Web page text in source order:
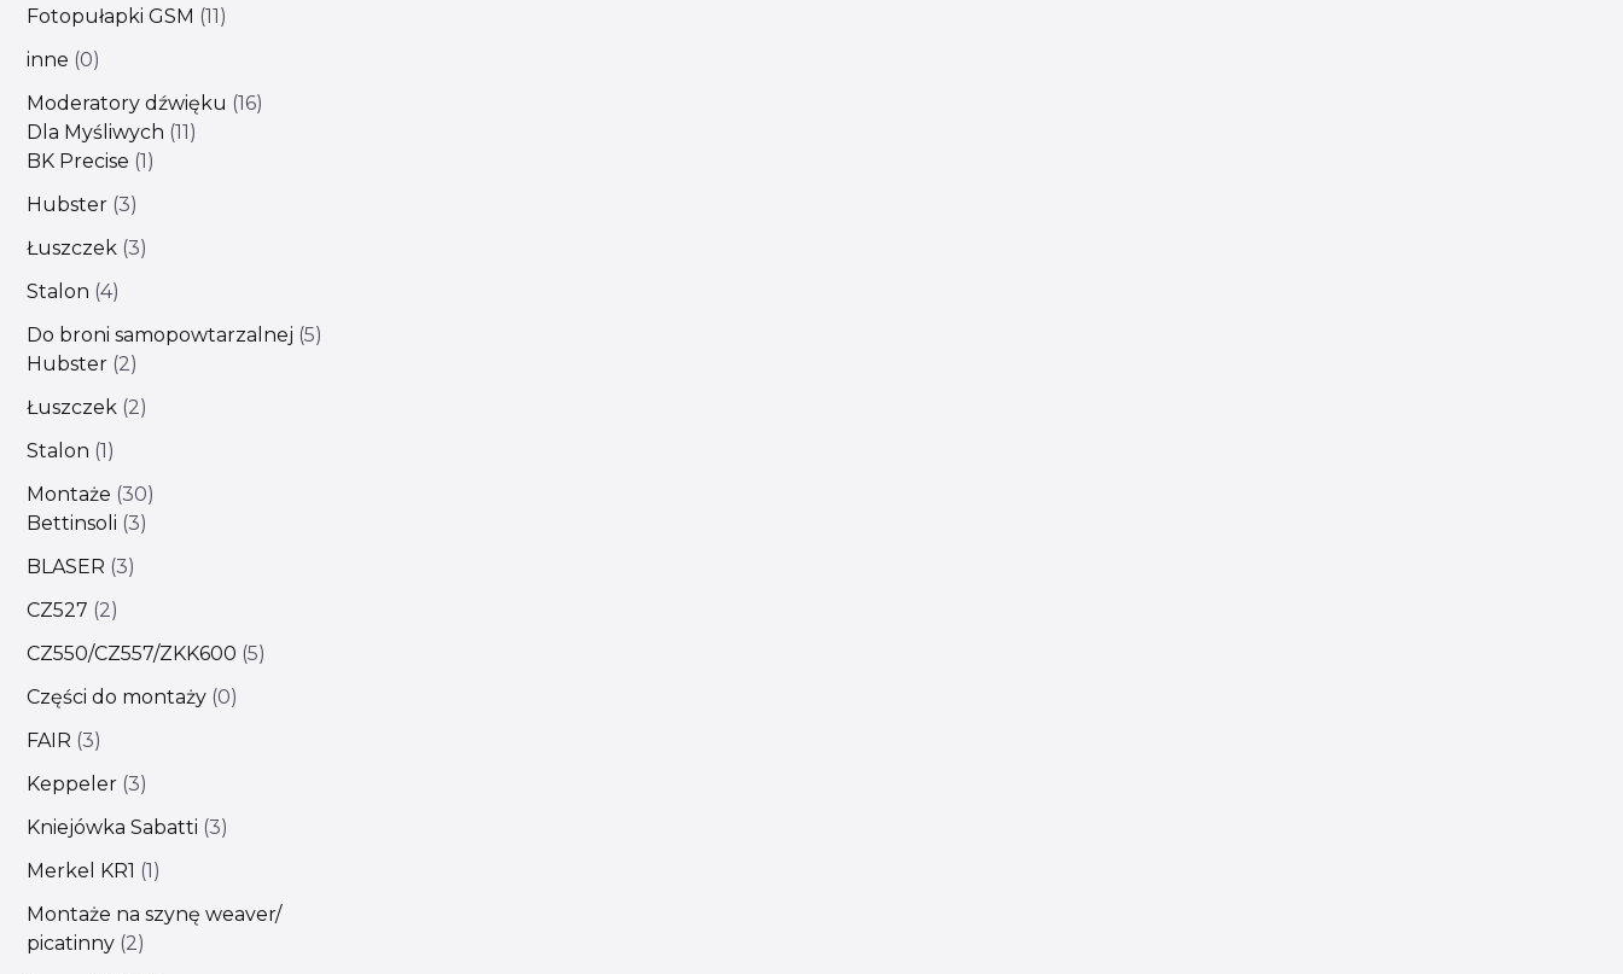
Fotopułapki GSM 11
inne 0
Moderatory dźwięku 16
Dla Myśliwych 11
BK Precise 1
Hubster 3
Łuszczek 3
Stalon 4
Do broni samopowtarzalnej 5
Hubster 2
Łuszczek 2
Stalon 1
Montaże 30
Bettinsoli 3
BLASER 3
CZ527 2
CZ550/CZ557/ZKK600 5
Części do montaży 0
FAIR 3
Keppeler 3
Kniejówka Sabatti 3
Merkel KR1 1
Montaże na szynę weaver/
picatinny 2